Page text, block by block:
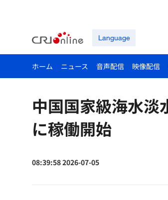
Language
ホーム ニュース 音声配信 映像配信
中国国家級海水淡
に稼働開始
08:39:58 2026-07-05